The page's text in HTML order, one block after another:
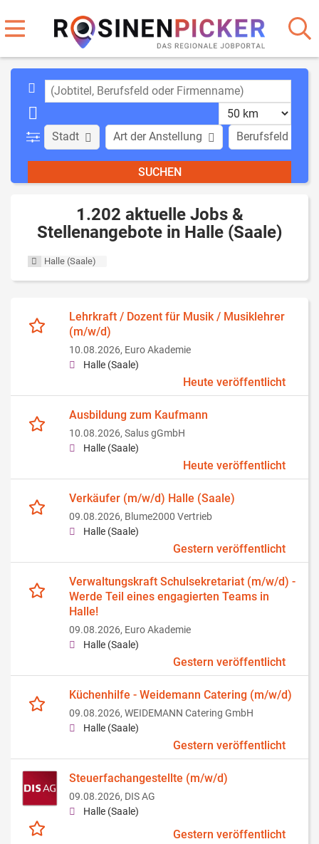
Stadt Art der Anstellung Berufsfeld
1.202 aktuelle Jobs &
Stellenangebote in Halle (Saale)
Halle (Saale)
Lehrkraft / Dozent für Musik / Musiklehrer
(m/w/d)
10.08.2026, Euro Akademie
Halle (Saale)
Heute veröffentlicht
Ausbildung zum Kaufmann
10.08.2026, Salus gGmbH
Halle (Saale)
Heute veröffentlicht
Verkäufer (m/w/d) Halle (Saale)
09.08.2026, Blume2000 Vertrieb
Halle (Saale)
Gestern veröffentlicht
Verwaltungskraft Schulsekretariat (m/w/d) -
Werde Teil eines engagierten Teams in
Halle!
09.08.2026, Euro Akademie
Halle (Saale)
Gestern veröffentlicht
Küchenhilfe - Weidemann Catering (m/w/d)
09.08.2026, WEIDEMANN Catering GmbH
Halle (Saale)
Gestern veröffentlicht
Steuerfachangestellte (m/w/d)
09.08.2026, DIS AG
Halle (Saale)
Gestern veröffentlicht